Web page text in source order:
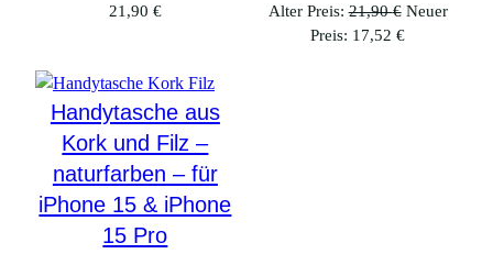
21,90 € Alter Preis: 21,90€
Preis
Neuer
Preis: 17,52€Aktueller
Handytasche aus
Kork und Filz –
naturfarben – für
iPhone 15 & iPhone
15 Pro